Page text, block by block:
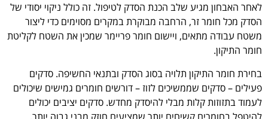
לאחר האבחון מגיע שלב הכנת הסדק לטיפול. זה כולל ניקוי יסודי של
הסדק מכל חומר זר, הרחבה מבוקרת במקרים מסוימים כדי ליצור
משטח עבודה מתאים, ויישום חומר פריימר שמכין את השטח לקליטת
חומר התיקון.
בחירת חומר התיקון תלויה בסוג הסדק ובתנאי החשיפה. סדקים
פעילים – סדקים שממשיכים לזוז – דורשים חומרים גמישים שיכולים
לעמוד בתזוזות קלות מבלי להיסדק מחדש. סדקים יציבים יכולים